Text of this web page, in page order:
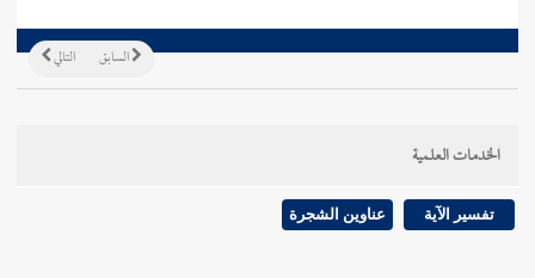
التالي السابق
الخدمات العلمية
تفسير الآية عناوين الشجرة